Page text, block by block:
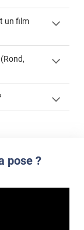
cet
un film
pose ?